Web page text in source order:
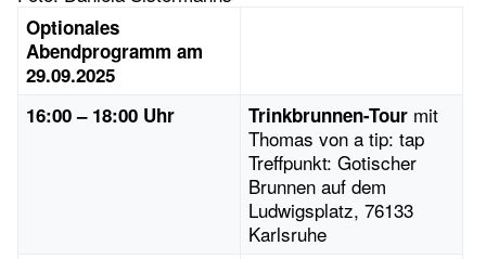
Optionales
Abendprogramm am
29.09.2025
16:00 – 18:00 Uhr
Trinkbrunnen-Tourmit
Thomas von a tip: tap
Treffpunkt: Gotischer
Brunnen auf dem
Ludwigsplatz, 76133
Karlsruhe